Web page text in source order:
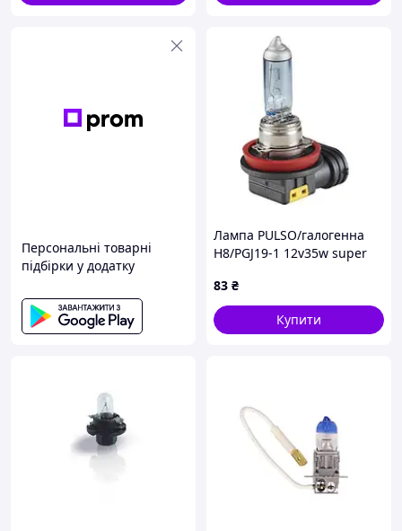
Персональні товарні
підбірки у додатку
Лампа PULSO/галогенна
H8/PGJ19-1 12v35w super
83 ₴
Купити